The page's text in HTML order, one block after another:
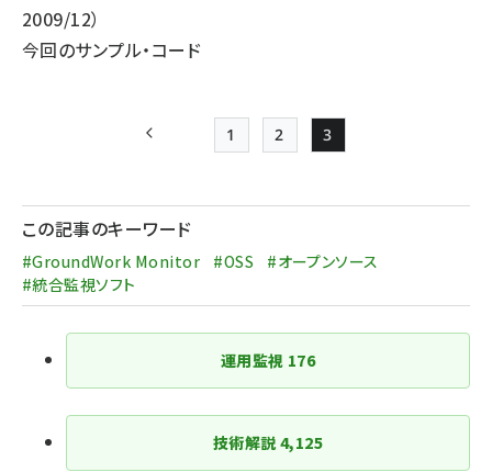
2009/12）
今回のサンプル・コード
送
前ページ Page
1
Page
2
Page
3
この記事のキーワード
#GroundWork Monitor #OSS
#オープンソース
#統合監視ソフト
運用監視 176
技術解説 4,125